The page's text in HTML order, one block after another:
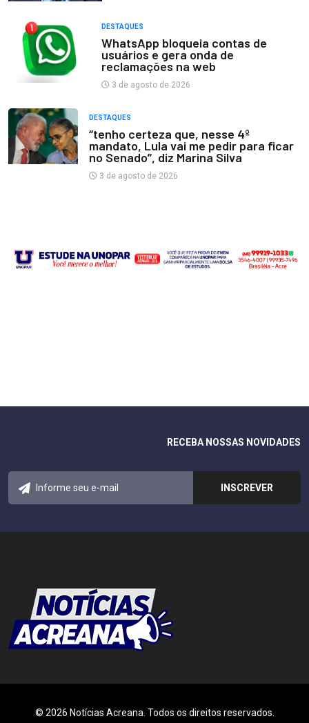
DESTAQUES
WhatsApp bloqueia contas de
usuários e gera onda de
reclamações na web
3 de agosto de 2026
DESTAQUES
“tenho certeza que, nesse 4º
mandato, Lula vai me pedir para ficar
no Senado”, diz Marina Silva
3 de agosto de 2026
RECEBA NOSSAS NOVIDADES
© 2026 Notícias Acreana. Todos os direitos reservados.